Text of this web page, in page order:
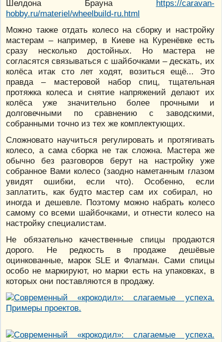
Шелдона Брауна
https://caravan-
hobby.ru/materiel/wheelbuild-ru.html
Можно также отдать колесо на сборку и настройку
мастерам – например, в Киеве на Куренёвке есть
сразу несколько достойных. Но мастера не
согласятся связываться с шайбочками – дескать, их
колёса итак сто лет ходят, возиться ещё... Это
правда – мастеровой набор спиц, тщательная
протяжка колеса и снятие напряжений делают их
колёса уже значительно более прочными и
долговечными по сравнению с заводскими,
собранными точно из тех же комплектующих.
Сложновато научиться регулировать и протягивать
колесо, а сама сборка не так сложна. Мастера же
обычно без разговоров берут на настройку уже
собранное Вами колесо (заодно наметанным глазом
увидят ошибки, если что). Особенно, если
заплатить, как будто мастер сам их собирал, но
иногда и дешевле. Поэтому можно набрать колесо
самому со всеми шайбочками, и отнести колесо на
настройку специалистам.
Не обязательно качественные спицы продаются
дорого. Не редкость в продаже дешёвые
оцинкованные, марок SLE и Флагман. Сами спицы
особо не маркируют, но марки есть на упаковках, в
которых они поставляются в продажу.